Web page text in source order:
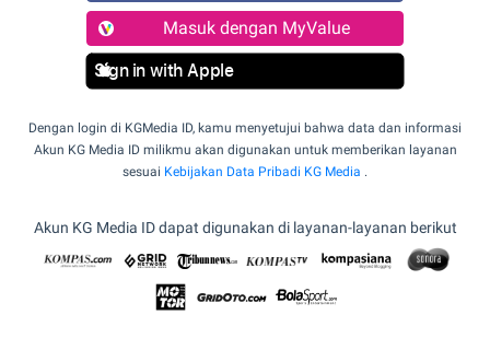
Masuk dengan MyValue
Sign in with Apple
Dengan login di KGMedia ID, kamu menyetujui bahwa data dan informasi
Akun KG Media ID milikmu akan digunakan untuk memberikan layanan
sesuai Kebijakan Data Pribadi KG Media .
Akun KG Media ID dapat digunakan di layanan-layanan berikut